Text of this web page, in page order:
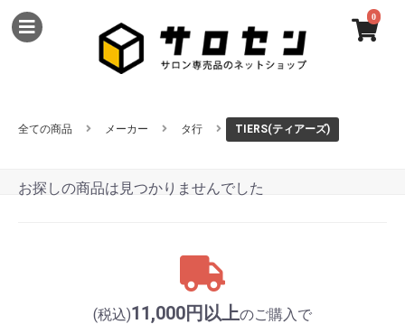
0
(税込)11,000円以上のご購入で
全ての商品 メーカー タ行 TIERS(ティアーズ)
お探しの商品は見つかりませんでした